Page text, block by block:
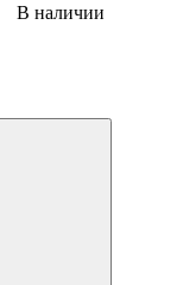
В наличии